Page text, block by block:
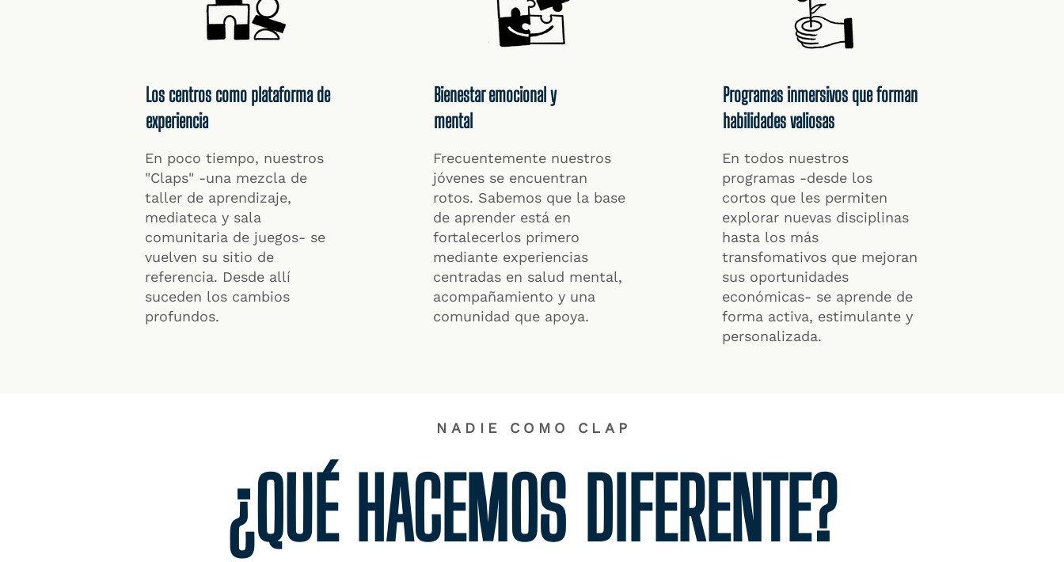
Los centros como plataforma de
experiencia
En poco tiempo, nuestros
"Claps" -una mezcla de
taller de aprendizaje,
mediateca y sala
comunitaria de juegos- se
vuelven su sitio de
referencia. Desde allí
suceden los cambios
profundos.
Bienestar emocional y
mental
Frecuentemente nuestros
jóvenes se encuentran
rotos. Sabemos que la base
de aprender está en
fortalecerlos primero
mediante experiencias
centradas en salud mental,
acompañamiento y una
comunidad que apoya.
Programas inmersivos que forman
habilidades valiosas
En todos nuestros
programas -desde los
cortos que les permiten
explorar nuevas disciplinas
hasta los más
transfomativos que mejoran
sus oportunidades
económicas- se aprende de
forma activa, estimulante y
personalizada.
NADIE COMO CLAP
¿QUÉ HACEMOS DIFERENTE?